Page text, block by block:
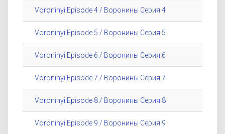
Voroninyi Episode 4 / Воронины Серия 4
Voroninyi Episode 5 / Воронины Серия 5
Voroninyi Episode 6 / Воронины Серия 6
Voroninyi Episode 7 / Воронины Серия 7
Voroninyi Episode 8 / Воронины Серия 8
Voroninyi Episode 9 / Воронины Серия 9